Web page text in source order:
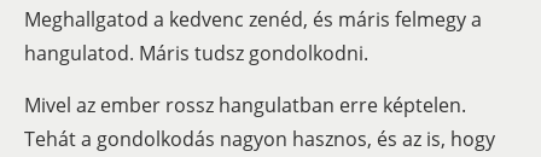
Meghallgatod a kedvenc zenéd, és máris felmegy a
hangulatod. Máris tudsz gondolkodni.
Mivel az ember rossz hangulatban erre képtelen.
Tehát a gondolkodás nagyon hasznos, és az is, hogy